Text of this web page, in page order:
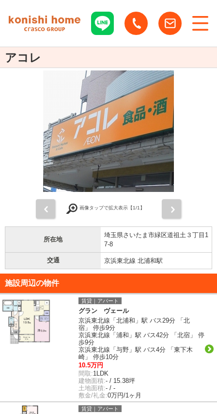
アコレ
画像タップで拡大表示【1/1】
所在地
埼玉県さいたま市緑区道祖土３丁目1
7-8
交通 京浜東北線 北浦和駅
施設周辺の物件
賃貸｜アパート
グラン ヴェール
京浜東北線「北浦和」駅 バス29分 「北
宿」 停歩9分
京浜東北線「浦和」駅 バス42分 「北宿」 停
歩9分
京浜東北線「与野」駅 バス4分 「東下木
崎」 停歩10分
10.5万円
間取:1LDK
建物面積:- / 15.38坪
土地面積:- / -
敷金/礼金:0万円/1ヶ月
賃貸｜アパート